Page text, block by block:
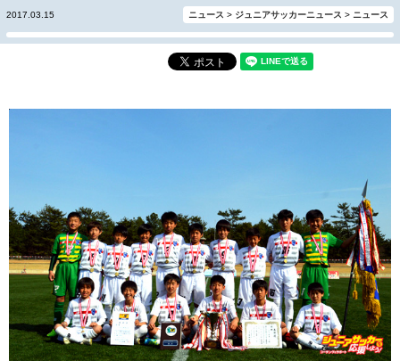
2017.03.15 ニュース > ジュニアサッカーニュース > ニュース